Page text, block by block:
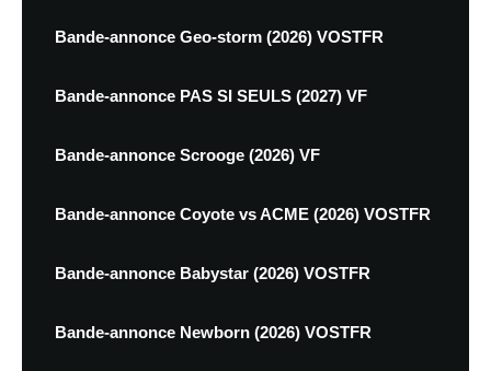
Bande-annonce Geo-storm (2026) VOSTFR
Bande-annonce PAS SI SEULS (2027) VF
Bande-annonce Scrooge (2026) VF
Bande-annonce Coyote vs ACME (2026) VOSTFR
Bande-annonce Babystar (2026) VOSTFR
Bande-annonce Newborn (2026) VOSTFR